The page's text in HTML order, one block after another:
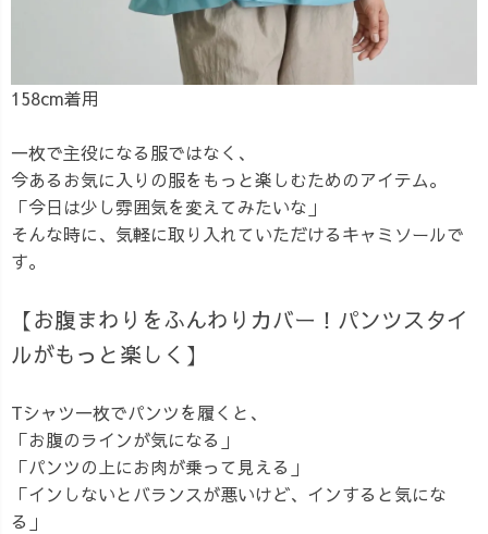
158cm着用
一枚で主役になる服ではなく、
今あるお気に入りの服をもっと楽しむためのアイテム。
「今日は少し雰囲気を変えてみたいな」
そんな時に、気軽に取り入れていただけるキャミソールで
す。
【お腹まわりをふんわりカバー！パンツスタイ
ルがもっと楽しく】
Tシャツ一枚でパンツを履くと、
「お腹のラインが気になる」
「パンツの上にお肉が乗って見える」
「インしないとバランスが悪いけど、インすると気にな
る」